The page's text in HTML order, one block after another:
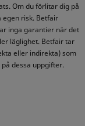
Om du förlitar dig på
egen risk. Betfair
inga garantier när det
läglighet. Betfair tar
eller indirekta) som
dessa uppgifter.